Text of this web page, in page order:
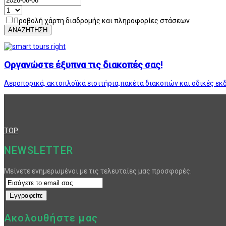
Προβολή χάρτη διαδρομής και πληροφορίες στάσεων
ΑΝΑΖΗΤΗΣΗ
Οργανώστε έξυπνα τις διακοπές σας!
Αεροπορικά, ακτοπλοϊκά εισιτήρια,πακέτα διακοπών και οδικές
TOP
NEWSLETTER
Μείνετε ενημερωμένοι με τις τελευταίες μας προσφορές.
Ακολουθήστε μας